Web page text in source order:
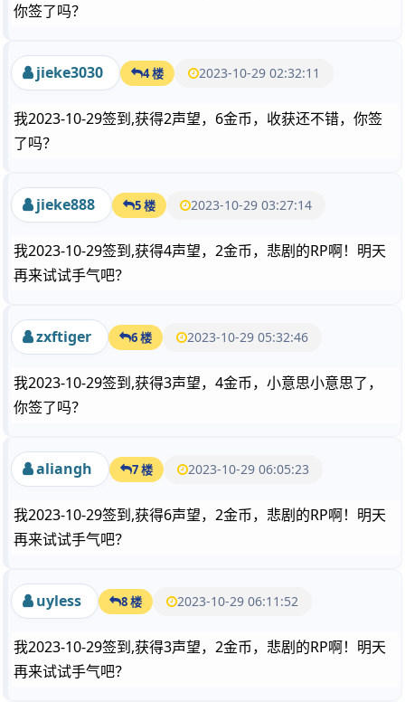
你签了吗？
jieke3030 4 楼 2023-10-29 02:32:11
我2023-10-29签到,获得2声望，6金币，收获还不错，你签
了吗？
jieke888 5 楼 2023-10-29 03:27:14
我2023-10-29签到,获得4声望，2金币，悲剧的RP啊！明天
再来试试手气吧？
zxftiger 6 楼 2023-10-29 05:32:46
我2023-10-29签到,获得3声望，4金币，小意思小意思了，
你签了吗？
aliangh 7 楼 2023-10-29 06:05:23
我2023-10-29签到,获得6声望，2金币，悲剧的RP啊！明天
再来试试手气吧？
uyless 8 楼 2023-10-29 06:11:52
我2023-10-29签到,获得3声望，2金币，悲剧的RP啊！明天
再来试试手气吧？